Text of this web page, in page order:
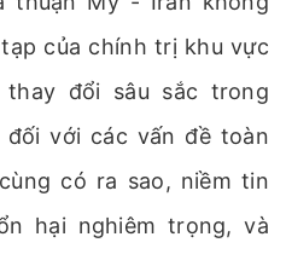
của chính trị khu vực
đổi sâu sắc trong
với các vấn đề toàn
có ra sao, niềm tin
hại nghiêm trọng, và